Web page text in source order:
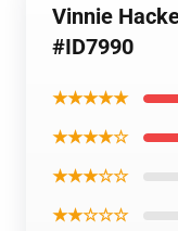
Vinnie
#ID7990
★★★★★
★★★★☆
★★★☆☆
★★☆☆☆